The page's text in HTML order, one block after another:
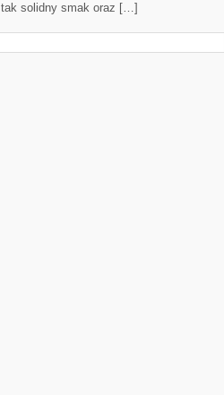
tak solidny smak oraz […]